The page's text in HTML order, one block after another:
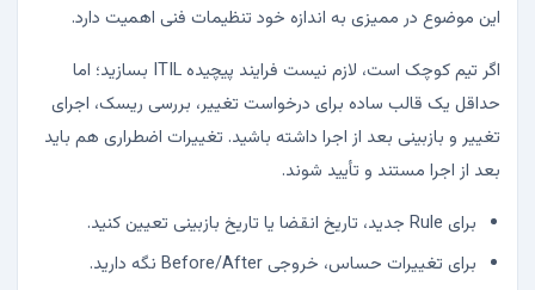
این موضوع در ممیزی به اندازه خود تنظیمات فنی اهمیت دارد.
اگر تیم کوچک است، لازم نیست فرایند پیچیده ITIL بسازید؛ اما
حداقل یک قالب ساده برای درخواست تغییر، بررسی ریسک، اجرای
تغییر و بازبینی بعد از اجرا داشته باشید. تغییرات اضطراری هم باید
بعد از اجرا مستند و تأیید شوند.
برای Rule جدید، تاریخ انقضا یا تاریخ بازبینی تعیین کنید.
برای تغییرات حساس، خروجی Before/After نگه دارید.